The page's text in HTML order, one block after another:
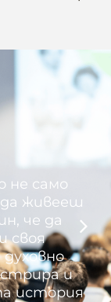
не само
живееш
че да
своя
и
история